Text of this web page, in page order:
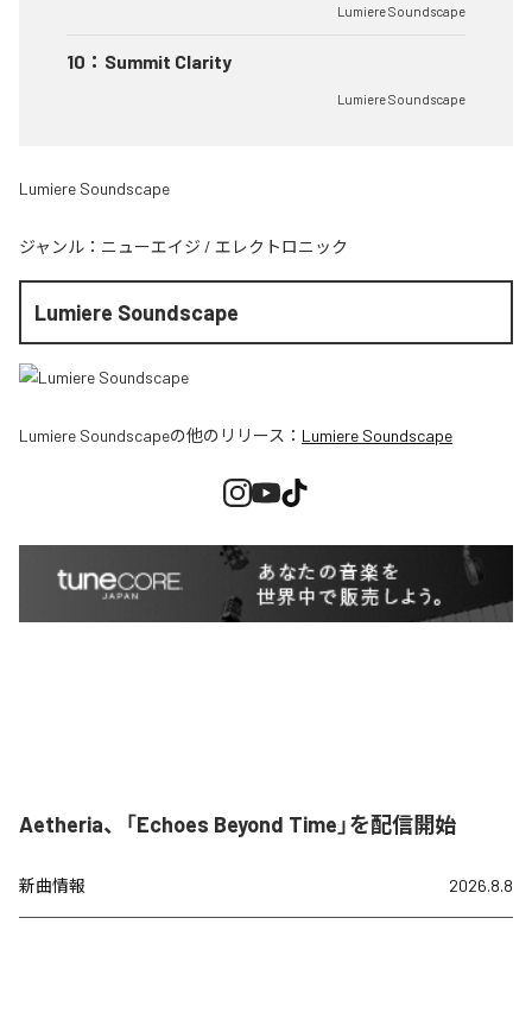
Lumiere Soundscape
10 ： Summit Clarity
Lumiere Soundscape
Lumiere Soundscape
ジャンル： ニューエイジ / エレクトロニック
Lumiere Soundscape
Lumiere Soundscapeの他のリリース： Lumiere Soundscape
Aetheria、「Echoes Beyond Time」を配信開始
新曲情報 2026.8.8